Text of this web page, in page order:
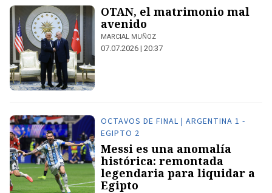
OTAN, el matrimonio mal
avenido
MARCIAL MUÑOZ
07.07.2026 | 20:37
OCTAVOS DE FINAL | ARGENTINA 1 -
EGIPTO 2
Messi es una anomalía
histórica: remontada
legendaria para liquidar a
Egipto